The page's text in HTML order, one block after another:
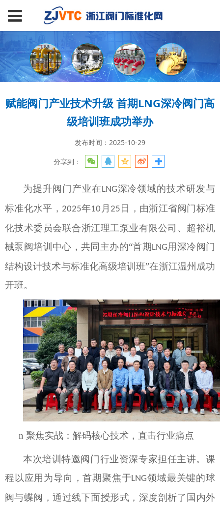
赋能阀门产业技术升级 首期LNG深冷阀门高
级培训班成功举办
发布时间：2025-10-29
分享到：
为提升阀门产业在 LNG深冷领域的技术研发与
标准化水平， 2025年10 月 25 日，由浙江省阀门标准
化技术委员会联合浙江理工泵业有限公司、超裕机
械泵阀培训中心，共同主办的“首期 LNG用深冷阀门
结构设计技术与标准化高级培训班”在浙江温州成功
开班。
n 聚焦实战：解码核心技术，直击行业痛点
本次培训特邀阀门行业资深专家担任主讲。课
程以应用为导向，首期聚焦于LNG领域最关键的球
阀与蝶阀，通过线下面授形式，深度剖析了国内外